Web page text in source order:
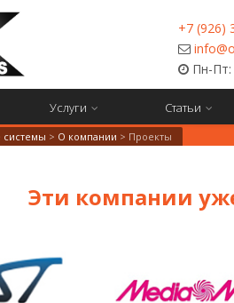
+7 (926)
Пн-Пт:
Услуги Статьи
> О компании > Проекты
Эти компании